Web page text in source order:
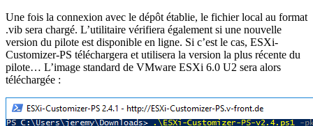
Une fois la connexion avec le dépôt établie, le fichier local au format
.vib sera chargé. L’utilitaire vérifiera également si une nouvelle
version du pilote est disponible en ligne. Si c’est le cas, ESXi-
Customizer-PS téléchargera et utilisera la version la plus récente du
pilote… L’image standard de VMware ESXi 6.0 U2 sera alors
téléchargée :